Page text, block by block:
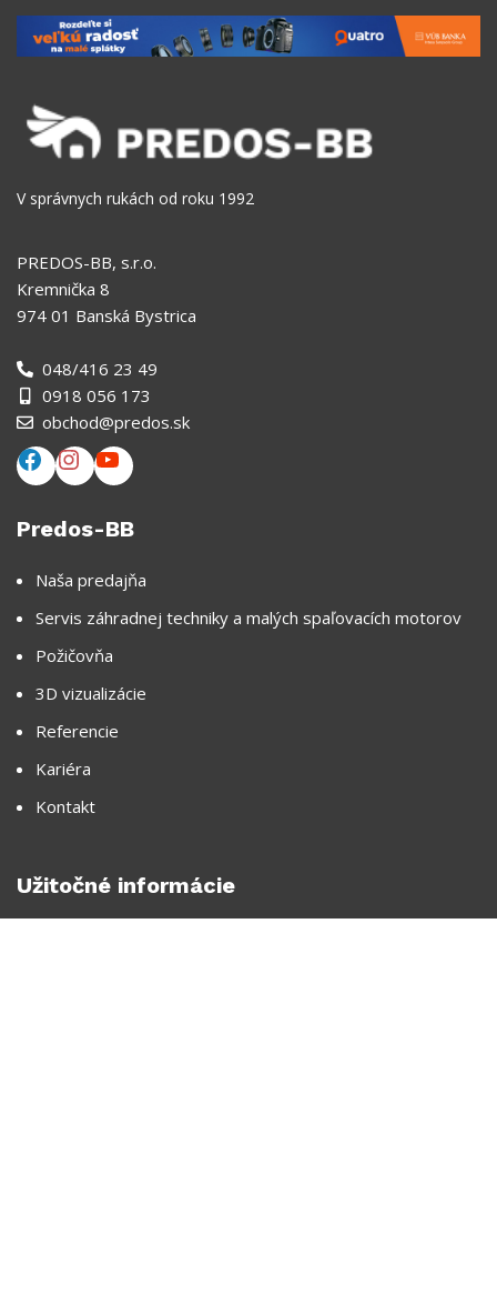
V správnych rukách od roku 1992
PREDOS-BB, s.r.o.
Kremnička 8
974 01 Banská Bystrica
048/416 23 49
0918 056 173
obchod@predos.sk
Predos-BB
Naša predajňa
Servis záhradnej techniky a malých spaľovacích motorov
Požičovňa
3D vizualizácie
Referencie
Kariéra
Kontakt
Užitočné informácie